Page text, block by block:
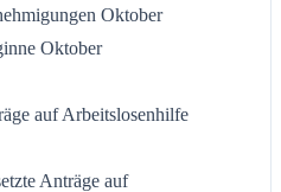
Oktober
Oktober
auf Arbeitslosenhilfe
Anträge auf